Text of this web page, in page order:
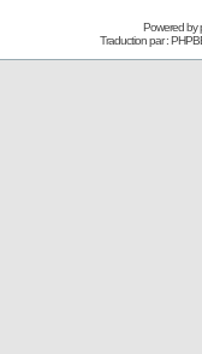
Powered by
Traduction par :